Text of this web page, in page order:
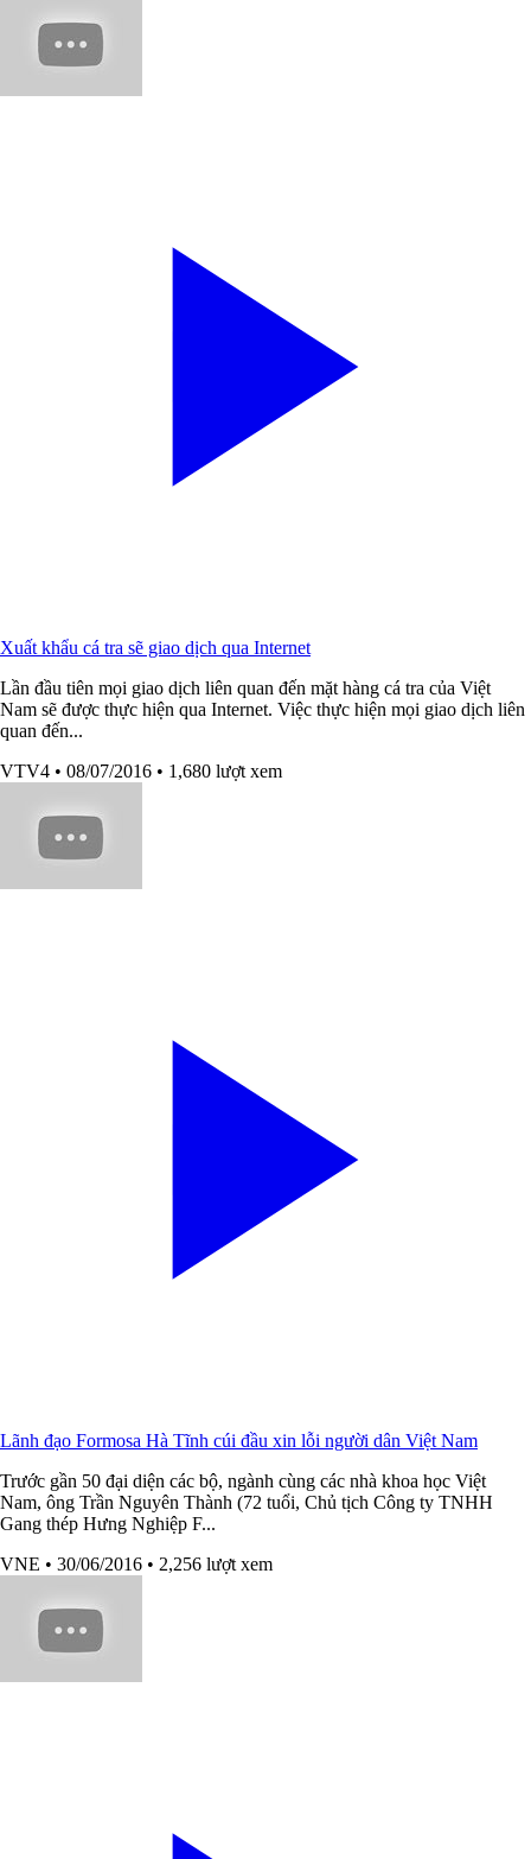
Xuất khẩu cá tra sẽ giao dịch qua Internet
Lần đầu tiên mọi giao dịch liên quan đến mặt hàng cá tra của Việt
Nam sẽ được thực hiện qua Internet. Việc thực hiện mọi giao dịch liên
quan đến...
VTV4 • 08/07/2016 • 1,680 lượt xem
Lãnh đạo Formosa Hà Tĩnh cúi đầu xin lỗi người dân Việt Nam
Trước gần 50 đại diện các bộ, ngành cùng các nhà khoa học Việt
Nam, ông Trần Nguyên Thành (72 tuổi, Chủ tịch Công ty TNHH
Gang thép Hưng Nghiệp F...
VNE • 30/06/2016 • 2,256 lượt xem